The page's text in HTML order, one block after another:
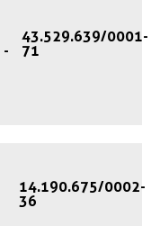
-‎
43.529.639/0001-
71
14.190.675/0002-
36